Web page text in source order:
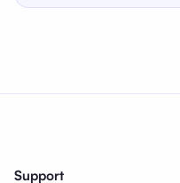
Support